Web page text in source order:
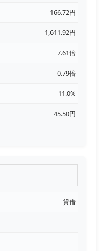
166.72円
1,611.92円
7.61倍
0.79倍
11.0%
45.50円
貸借
―
―